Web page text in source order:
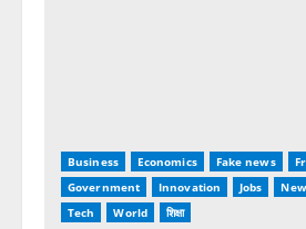
Business Economics Fake news
Government
Innovation Jobs
Tech
World शिक्षा